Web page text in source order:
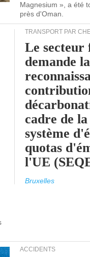
Magnesium », a été
près d'Oman.
TRANSPORT PAR
Le
demande la
cadre de
système
quotas
l'UE
Bruxelles
ACCIDENTS